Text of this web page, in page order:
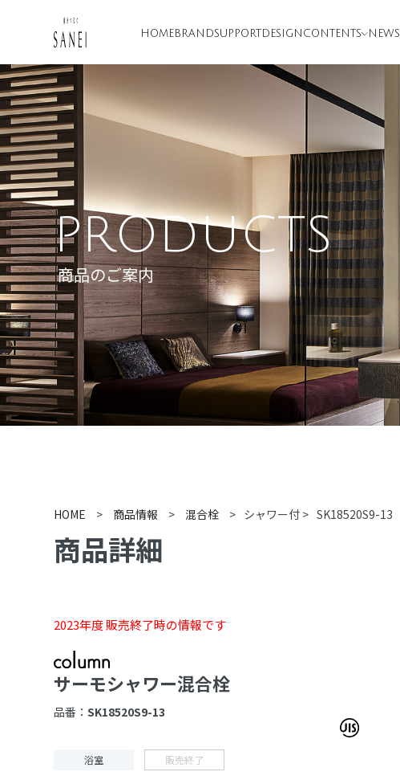
HOME BRANDSUPPORT DESIGN CONTENTS NEWS
PRODUCTS
商品のご案内
HOME > 商品情報 > 混合栓 > シャワー付 > SK18520S9-13
商品詳細
2023年度 販売終了時の情報です
サーモシャワー混合栓
品番：SK18520S9-13
浴室 販売終了